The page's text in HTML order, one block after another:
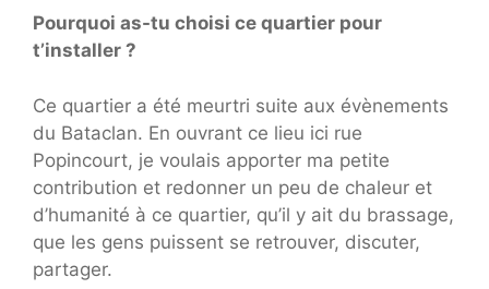
Pourquoi as-tu choisi ce quartier pour
t’installer ?
Ce quartier a été meurtri suite aux évènements
du Bataclan. En ouvrant ce lieu ici rue
Popincourt, je voulais apporter ma petite
contribution et redonner un peu de chaleur et
d’humanité à ce quartier, qu’il y ait du brassage,
que les gens puissent se retrouver, discuter,
partager.